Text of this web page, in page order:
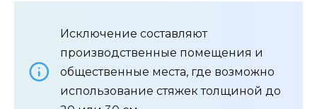
Исключение составляют
производственные помещения и
общественные места, где возможно
использование стяжек толщиной до